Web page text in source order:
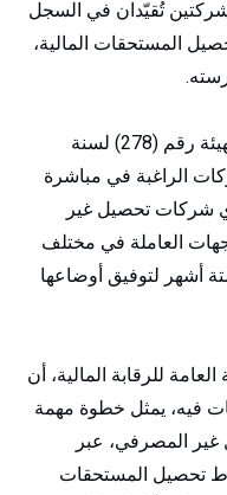
تُقيّدان في السجل
المستحقات المالية،
يأتي ذلك تطبيقًا لقرار مجلس إدارة الهيئة رقم (278) لسنة
الراغبة في مباشرة
شركات تحصيل غير
العاملة في مختلف
أشهر لتوفيق أوضاعها
للرقابة المالية، أن
فيه، يمثل خطوة مهمة
غير المصرفي، عبر
تحصيل المستحقات